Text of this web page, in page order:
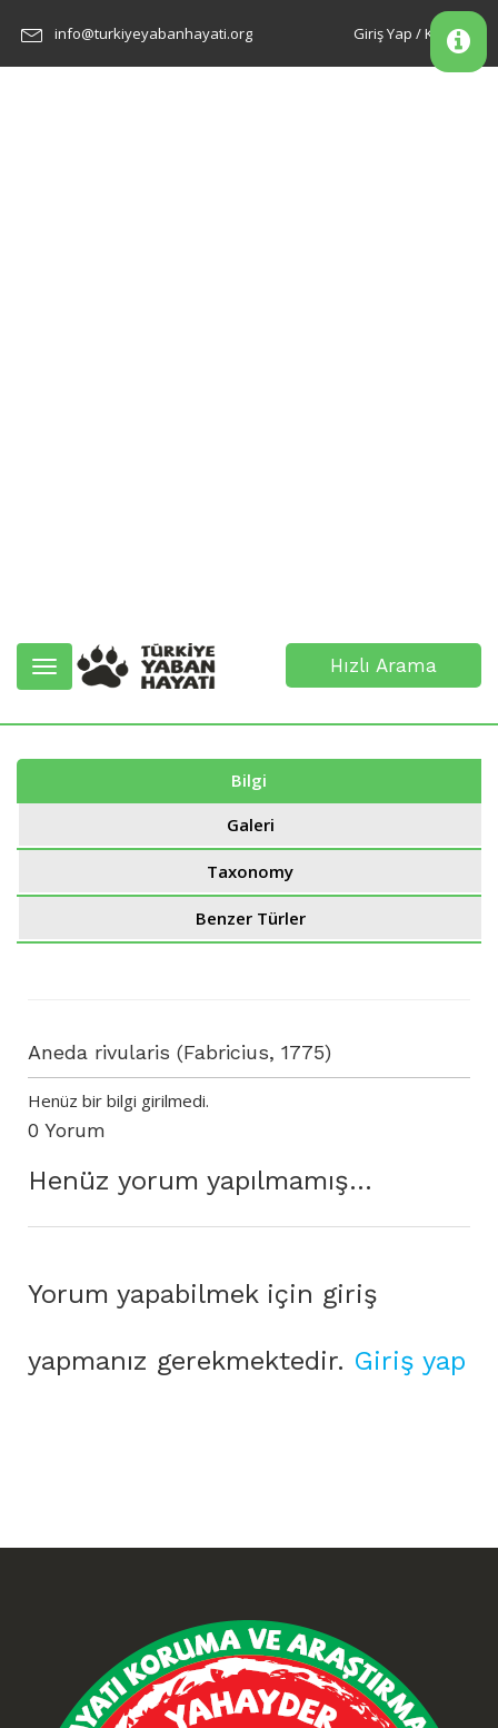
info@turkiyeyabanhayati.org Giriş Yap / Kayıt Ol
Toggle
navigation
Hızlı Arama
Bilgi
Galeri
Taxonomy
Benzer Türler
Aneda rivularis (Fabricius, 1775)
Henüz bir bilgi girilmedi.
0 Yorum
Henüz yorum yapılmamış...
Yorum yapabilmek için giriş
yapmanız gerekmektedir. Giriş yap